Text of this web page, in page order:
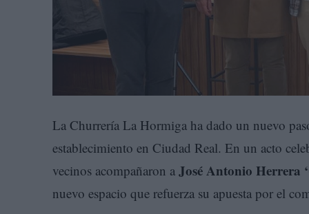
La Churrería La Hormiga ha dado un nuevo
establecimiento en Ciudad Real. En un acto
vecinos acompañaron a José Antonio Herrera
nuevo espacio que refuerza su apuesta por el